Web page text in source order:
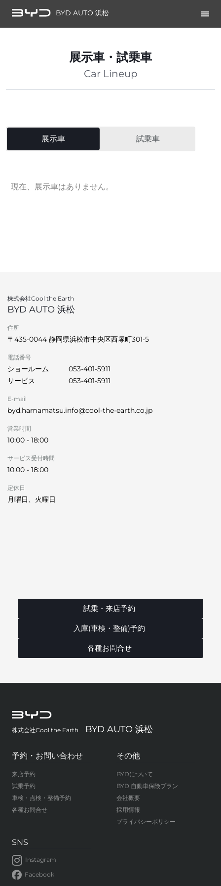
BYD AUTO 浜松
展示車・試乗車
Car Lineup
展示車 試乗車
現在、展示車はありません。
株式会社Cool the Earth
BYD AUTO 浜松
住所
〒435-0044 静岡県浜松市中央区西塚町301-5
電話番号
ショールーム
053-401-5911
サービス
053-401-5911
E-mail
byd.hamamatsu.info@cool-the-earth.co.jp
営業時間
10:00 - 18:00
サービス受付時間
10:00 - 18:00
定休日
月曜日、火曜日
試乗・来店予約
入庫(車検・整備)予約
各種お問合せ
株式会社Cool the Earth BYD AUTO 浜松
予約・お問い合わせ
来店予約
試乗予約
車検・点検・整備予約
各種お問合せ
その他
BYDについて
BYD 自動車保険プラン
会社概要
採用情報
プライバシーポリシー
SNS
Instagram
Facebook